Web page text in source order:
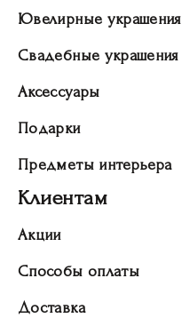
Ювелирные украшения
Свадебные украшения
Аксессуары
Подарки
Предметы интерьера
Клиентам
Акции
Способы оплаты
Доставка